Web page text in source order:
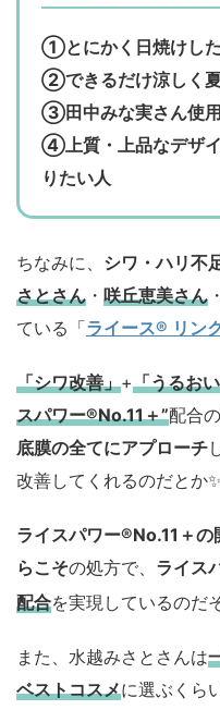
①とにかく日焼けし
②できるだけ涼しく
③田中みな実さん使
④上質・上品なデザ
りたい人
ちなみに、 シワ・ハリ不
さとさん ・ 咲丘恵美さん ・
ている「ライース® リン
「シワ改善」+「うるお
スパワー®No.11＋”配合
底膜の全てにアプローチ
改善してくれるのだとか✨
ライスパワー®No.11＋の
らこその処方で、 ライス
配合を実現しているのだ
また、水越みさとさんは
ベストコスメに選ぶくら